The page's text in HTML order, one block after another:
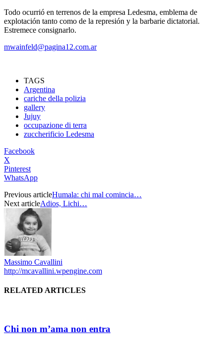
Todo ocurrió en terrenos de la empresa Ledesma, emblema de
explotación tanto como de la represión y la barbarie dictatorial.
Estremece consignarlo.
mwainfeld@pagina12.com.ar
TAGS
Argentina
cariche della polizia
gallery
Jujuy
occupazione di terra
zuccherificio Ledesma
Facebook
X
Pinterest
WhatsApp
Previous articleHumala: chi mal comincia…
Next articleAdios, Lichi…
Massimo Cavallini
http://mcavallini.wpengine.com
RELATED ARTICLES
Chi non m’ama non entra